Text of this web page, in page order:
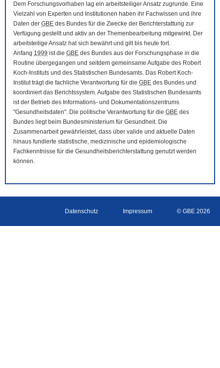
Dem Forschungsvorhaben lag ein arbeitsteiliger Ansatz zugrunde. Eine
Vielzahl von Experten und Institutionen haben ihr Fachwissen und ihre
Daten der GBE des Bundes für die Zwecke der Berichterstattung zur
Verfügung gestellt und aktiv an der Themenbearbeitung mitgewirkt. Der
arbeitsteilige Ansatz hat sich bewährt und gilt bis heute fort.
Anfang 1999 ist die GBE des Bundes aus der Forschungsphase in die
Routine übergegangen und seitdem gemeinsame Aufgabe des Robert
Koch-Instituts und des Statistischen Bundesamts. Das Robert Koch-
Institut trägt die fachliche Verantwortung für die GBE des Bundes und
koordiniert das Berichtssystem. Aufgabe des Statistischen Bundesamts
ist der Betrieb des Informations- und Dokumentationszentrums
"Gesundheitsdaten". Die politische Verantwortung für die GBE des
Bundes liegt beim Bundesministerium für Gesundheit. Die
Zusammenarbeit gewährleistet, dass über valide und aktuelle Daten
hinaus fundierte statistische, medizinische und epidemiologische
Fachkenntnisse für die Gesundheitsberichterstattung genutzt werden
können.
Datenschutz Impressum © GBE 2026